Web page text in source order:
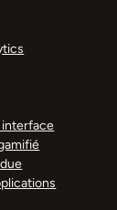
interface